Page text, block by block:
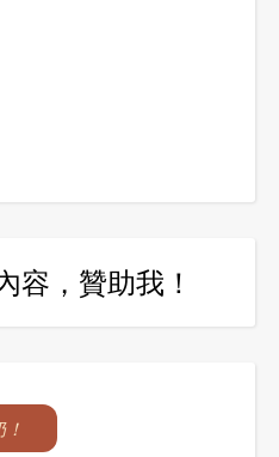
容，贊助我！